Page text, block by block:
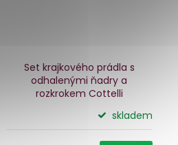
Set krajkového prádla s
odhalenými ňadry a
rozkrokem Cottelli
skladem